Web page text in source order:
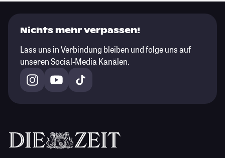
Nichts mehr verpassen!
Lass uns in Verbindung bleiben und folge uns auf
unseren Social-Media Kanälen.